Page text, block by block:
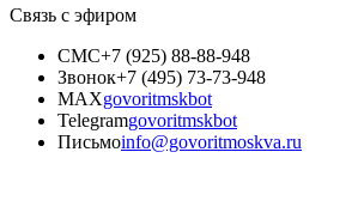
Связь с эфиром
СМС+7 (925) 88-88-948
Звонок+7 (495) 73-73-948
MAXgovoritmskbot
Telegramgovoritmskbot
Письмоinfo@govoritmoskva.ru